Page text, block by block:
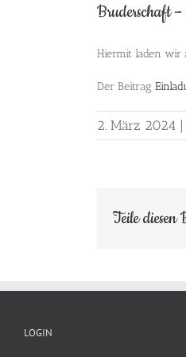
Bruderschaft
Hiermit laden wir
Der Beitrag
2. März 2024 |
Teile
LOGIN